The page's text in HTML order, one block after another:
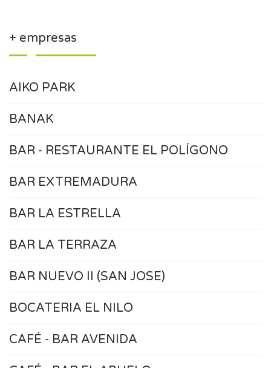
+ empresas
AIKO PARK
BANAK
BAR - RESTAURANTE EL POLÍGONO
BAR EXTREMADURA
BAR LA ESTRELLA
BAR LA TERRAZA
BAR NUEVO II (SAN JOSE)
BOCATERIA EL NILO
CAFÉ - BAR AVENIDA